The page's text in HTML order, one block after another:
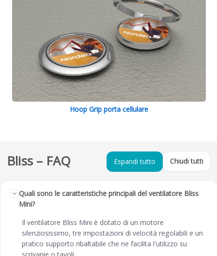
Hoop Grip porta cellulare
Bliss – FAQ Espandi tutto Chiudi tutti
Quali sono le caratteristiche principali del ventilatore Bliss
Mini?
Il ventilatore Bliss Mini è dotato di un motore
silenziosissimo, tre impostazioni di velocità regolabili e un
pratico supporto ribaltabile che ne facilita l'utilizzo su